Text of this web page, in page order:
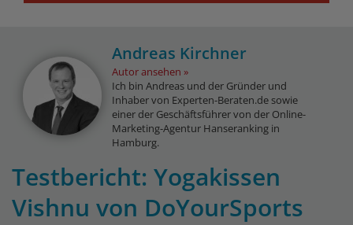
Andreas Kirchner
Autor ansehen
Ich bin Andreas und der Gründer und
Inhaber von Experten-Beraten.de sowie
einer der Geschäftsführer von der Online-
Marketing-Agentur Hanseranking in
Hamburg.
Testbericht: Yogakissen
Vishnu von DoYourSports